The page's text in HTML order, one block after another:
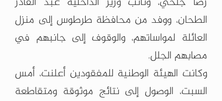
الطحان، ووفد من محافظة ‏طرطوس إلى منزل
العائلة لمواساتهم، ‏والوقوف إلى جانبهم في
مصابهم ‏الجلل.‏
‏وكانت الهيئة الوطنية للمفقودين أعلنت، أمس
السبت، الوصول إلى ‏نتائج موثوقة ‌‏ومتقاطعة